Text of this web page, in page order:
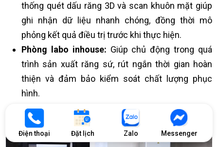
Điện thoại Đặt lịch Zalo Messenger
thống quét dấu răng 3D và scan khuôn mặt giúp
ghi nhận dữ liệu nhanh chóng, đồng thời mô
phỏng kết quả điều trị trước khi thực hiện.
Phòng labo inhouse: Giúp chủ động trong quá
trình sản xuất răng sứ, rút ngắn thời gian hoàn
thiện và đảm bảo kiểm soát chất lượng phục
hình.